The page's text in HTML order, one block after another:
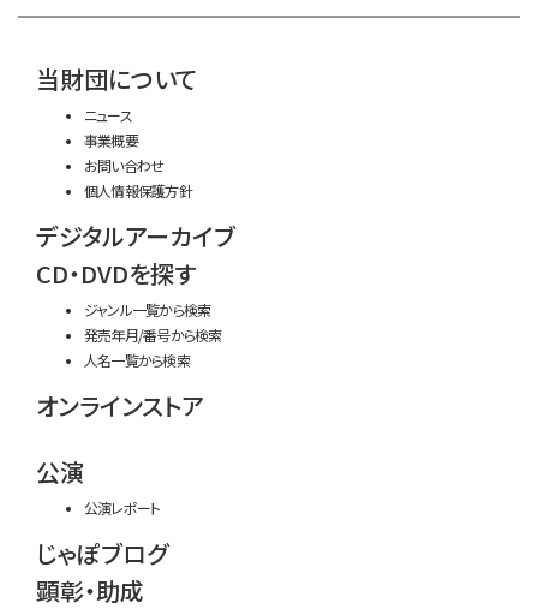
当財団について
ニュース
事業概要
お問い合わせ
個人情報保護方針
デジタルアーカイブ
CD・DVDを探す
ジャンル一覧から検索
発売年月/番号から検索
人名一覧から検索
オンラインストア
公演
公演レポート
じゃぽブログ
顕彰・助成